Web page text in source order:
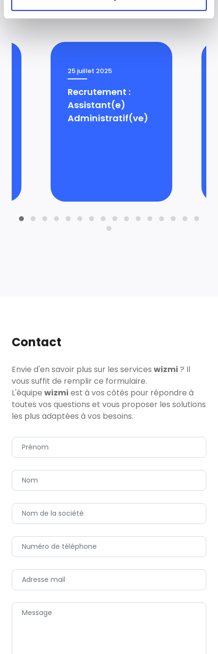
25 juillet 2025
Recrutement :
Assistant(e)
Administratif(ve)
Contact
Envie d'en savoir plus sur les services wizmi ? Il
vous suffit de remplir ce formulaire.
L'équipe wizmi est à vos côtés pour répondre à
toutes vos questions et vous proposer les solutions
les plus adaptées à vos besoins.